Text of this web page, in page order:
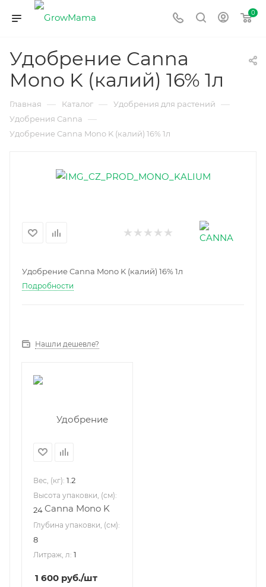
0
Удобрение Canna
Mono K (калий) 16% 1л
Главная — Каталог — Удобрения для растений —
Удобрения Canna —
Удобрение Canna Mono K (калий) 16% 1л
Удобрение Canna Mono K (калий) 16% 1л
Подробности
Нашли дешевле?
Вес, (кг): 1.2
Высота упаковки, (см):
24
Глубина упаковки, (см):
8
Литраж, л: 1
1 600 руб./шт